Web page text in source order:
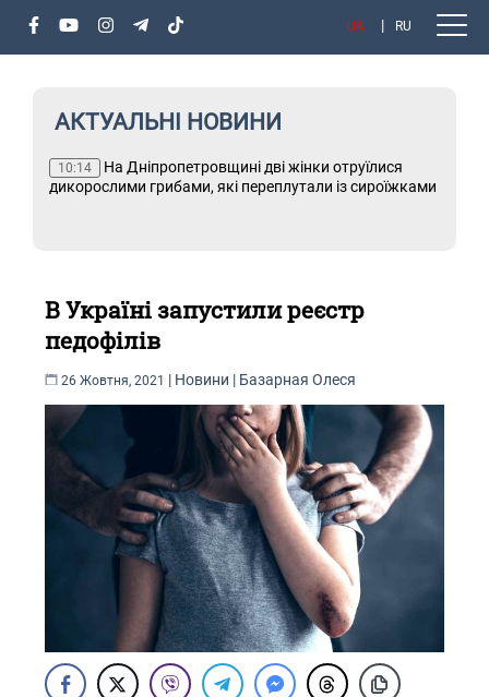
UA RU
АКТУАЛЬНІ НОВИНИ
10:14
На Дніпропетровщині дві жінки отруїлися
дикорослими грибами, які переплутали із сироїжками
В Україні запустили реєстр
педофілів
26 Жовтня, 2021 | Новини | Базарная Олеся